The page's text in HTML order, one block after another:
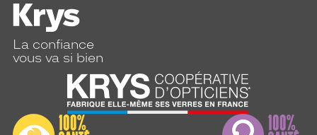
La confiance
vous va si bien